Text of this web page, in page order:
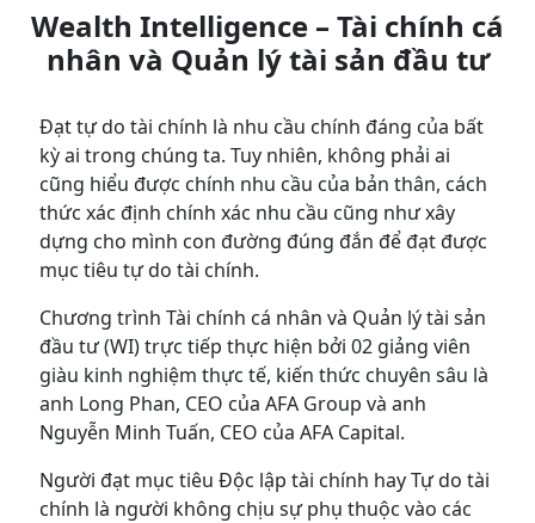
Wealth Intelligence – Tài chính cá
nhân và Quản lý tài sản đầu tư
Đạt tự do tài chính là nhu cầu chính đáng của bất
kỳ ai trong chúng ta. Tuy nhiên, không phải ai
cũng hiểu được chính nhu cầu của bản thân, cách
thức xác định chính xác nhu cầu cũng như xây
dựng cho mình con đường đúng đắn để đạt được
mục tiêu tự do tài chính.
Chương trình Tài chính cá nhân và Quản lý tài sản
đầu tư (WI) trực tiếp thực hiện bởi 02 giảng viên
giàu kinh nghiệm thực tế, kiến thức chuyên sâu là
anh Long Phan, CEO của AFA Group và anh
Nguyễn Minh Tuấn, CEO của AFA Capital.
Người đạt mục tiêu Độc lập tài chính hay Tự do tài
chính là người không chịu sự phụ thuộc vào các